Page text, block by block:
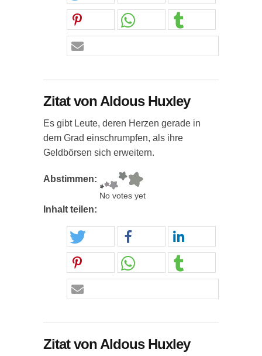
Zitat von Aldous Huxley
Es gibt Leute, deren Herzen gerade in
dem Grad einschrumpfen, als ihre
Geldbörsen sich erweitern.
Abstimmen:
No votes yet
Inhalt teilen:
Zitat von Aldous Huxley